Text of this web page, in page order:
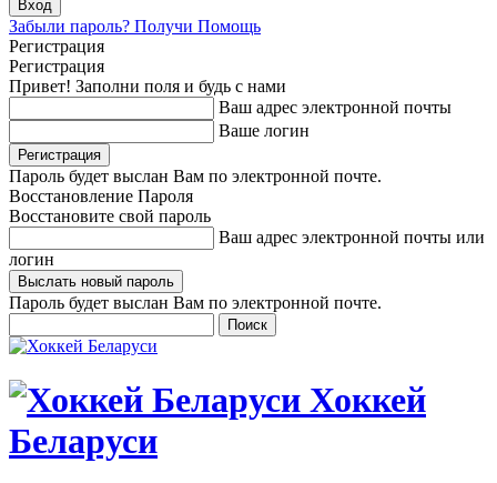
Забыли пароль? Получи Помощь
Регистрация
Регистрация
Привет! Заполни поля и будь с нами
Ваш адрес электронной почты
Ваше логин
Пароль будет выслан Вам по электронной почте.
Восстановление Пароля
Восстановите свой пароль
Ваш адрес электронной почты или
логин
Пароль будет выслан Вам по электронной почте.
Хоккей
Беларуси